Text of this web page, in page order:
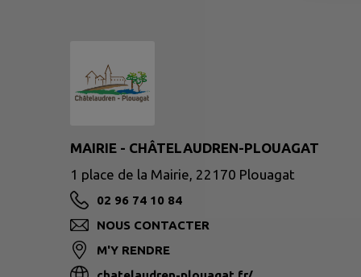
MAIRIE - CHÂTELAUDREN-PLOUAGAT
1 place de la Mairie, 22170 Plouagat
02 96 74 10 84
NOUS CONTACTER
M'Y RENDRE